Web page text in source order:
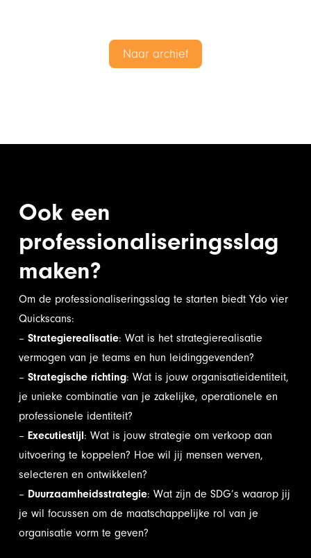
Naar archief
Ook een
professionaliseringsslag
maken?
Om de professionaliseringsslag te starten biedt Ydo vier
Quickscans:
–Strategierealisatie: Wat is het strategierealisatie
vermogen van je teams en hun leidinggevenden?
–Strategische richting: Wat is jouw organisatieidentiteit,
je unieke combinatie van je zakelijke, operationele en
professionele identiteit?
– Executiestijl : Wat is jouw strategie om verkoop aan
uitvoering te koppelen? Hoe wil jij mensen werven,
selecteren en ontwikkelen?
– Duurzaamheidsstrategie: Wat zijn de SDG’s waarop jij
je wil focussen om de maatschappelijke rol van je
organisatie vorm te geven?